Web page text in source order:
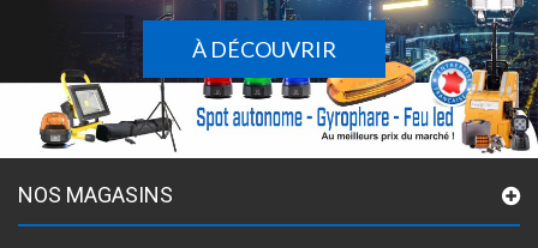
À DÉCOUVRIR
NOS MAGASINS